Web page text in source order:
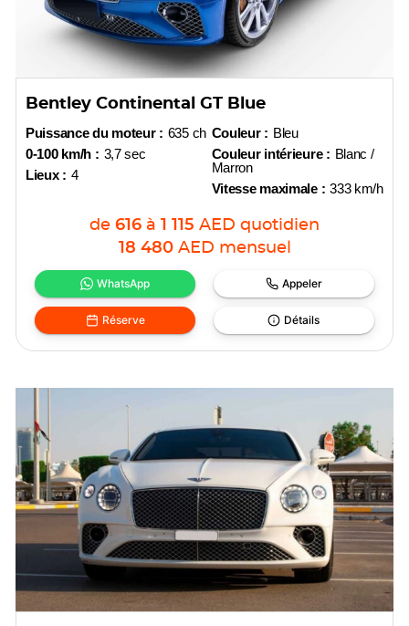
Bentley Continental GT Blue
Puissance du moteur : 635 ch
0-100 km/h : 3,7 sec
Lieux : 4
Couleur : Bleu
Couleur intérieure : Blanc /
Marron
Vitesse maximale : 333 km/h
de 616 à 1 115 AED quotidien
18 480 AED mensuel
WhatsApp Appeler
Réserve Détails